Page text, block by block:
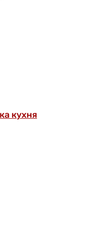
кухня